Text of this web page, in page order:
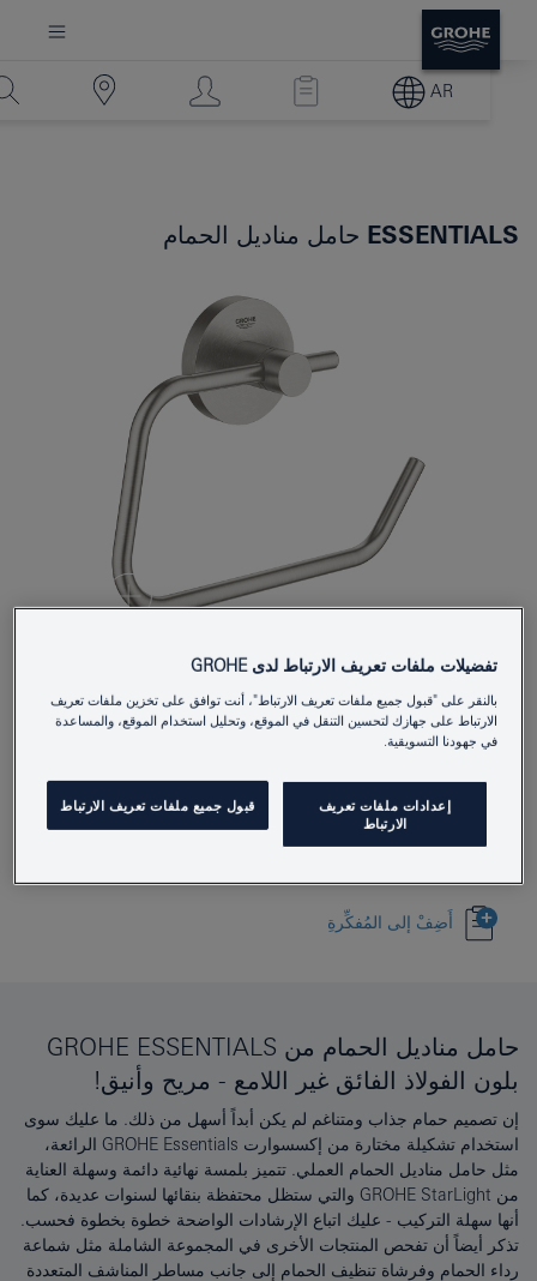
AR
ESSENTIALS حامل مناديل الحمام
Product Number
EAN
4005176413131
Download specification
أَضِفْ إلى المُفكِّرةِ
حامل مناديل الحمام من GROHE ESSENTIALS
بلون الفولاذ الفائق غير اللامع - مريح وأنيق!
إن تصميم حمام جذاب ومتناغم لم يكن أبداً أسهل من ذلك. ما عليك سوى
استخدام تشكيلة مختارة من إكسسوارت GROHE Essentials الرائعة،
مثل حامل مناديل الحمام العملي. تتميز بلمسة نهائية دائمة وسهلة العناية
من GROHE StarLight والتي ستظل محتفظة بنقائها لسنوات عديدة، كما
أنها سهلة التركيب - عليك اتباع الإرشادات الواضحة خطوة بخطوة فحسب.
تذكر أيضاً أن تفحص المنتجات الأخرى في المجموعة الشاملة مثل شماعة
رداء الحمام وفرشاة تنظيف الحمام إلى جانب مساطر المناشف المتعددة
تفضيلات ملفات تعريف الارتباط لدى GROHE
بالنقر على "قبول جميع ملفات تعريف الارتباط"، أنت توافق على تخزين ملفات تعريف
الارتباط على جهازك لتحسين التنقل في الموقع، وتحليل استخدام الموقع، والمساعدة
في جهودنا التسويقية.
إعدادات ملفات تعريف
الارتباط
قبول جميع ملفات تعريف الارتباط